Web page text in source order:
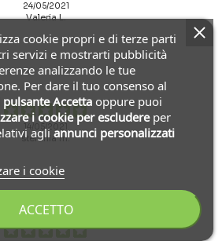
24/05/2021
Valeria L.
14/05/2021
stefania m.
cookie propri e di terze parti
servizi e mostrarti pubblicità
analizzando le tue
Per dare il tuo consenso al
Accettaoppure puoi
i cookie per escludereper
agli annunci personalizzati
i cookie
ACCETTO